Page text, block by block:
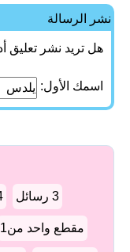
نشر الرسالة
هل تريد نشر تعليق
اسمك الأول:
3 رسائل 4
مقطع واحد من1